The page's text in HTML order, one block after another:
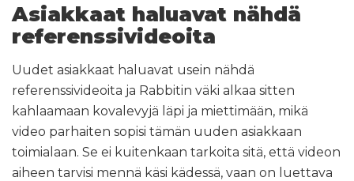
Asiakkaat haluavat nähdä
referenssivideoita
Uudet asiakkaat haluavat usein nähdä
referenssivideoita ja Rabbitin väki alkaa sitten
kahlaamaan kovalevyjä läpi ja miettimään, mikä
video parhaiten sopisi tämän uuden asiakkaan
toimialaan. Se ei kuitenkaan tarkoita sitä, että videon
aiheen tarvisi mennä käsi kädessä, vaan on luettava